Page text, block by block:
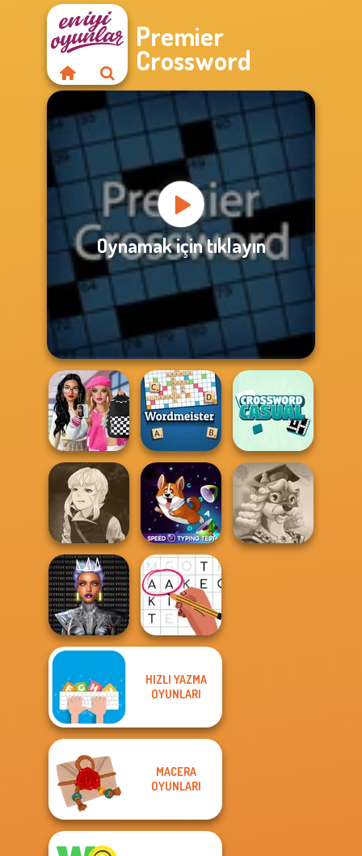
Premier
Crossword
Oynamak için tıklayın
Bab's Back to
School Style
Cha...
Wordmeister
Casual
Crossword
Manga Creator
Vampire Hunter
P...
Speed Typing
Test
Cyber Chic
Makeover
Queens
HIZLI YAZMA
OYUNLARI
MACERA
OYUNLARI